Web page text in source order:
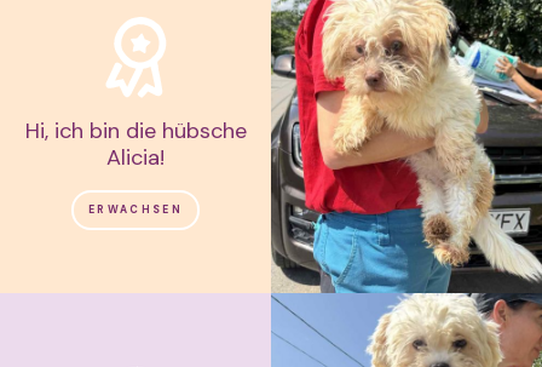
Hi, ich bin die hübsche
Alicia!
ERWACHSEN